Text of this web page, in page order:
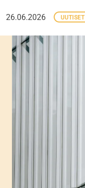
26.06.2026 UUTISET